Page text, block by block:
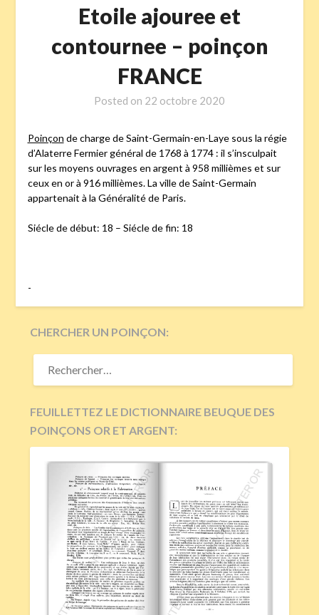
Etoile ajouree et
contournee – poinçon
FRANCE
Posted on 22 octobre 2020
Poinçon de charge de Saint-Germain-en-Laye sous la régie
d’Alaterre Fermier général de 1768 à 1774 : il s’insculpait
sur les moyens ouvrages en argent à 958 millièmes et sur
ceux en or à 916 millièmes. La ville de Saint-Germain
appartenait à la Généralité de Paris.
Siécle de début: 18 – Siécle de fin: 18
-
CHERCHER UN POINÇON:
RECHERCHER :
FEUILLETTEZ LE DICTIONNAIRE BEUQUE DES
POINÇONS OR ET ARGENT: